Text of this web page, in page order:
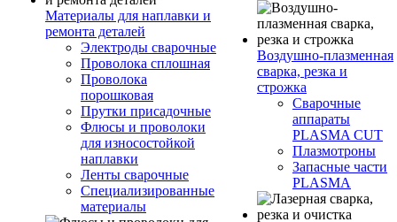
Материалы для наплавки и
ремонта деталей
Электроды сварочные
Проволока сплошная
Проволока
порошковая
Прутки присадочные
Флюсы и проволоки
для износостойкой
наплавки
Ленты сварочные
Специализированные
материалы
Воздушно-плазменная
сварка, резка и
строжка
Сварочные
аппараты
PLASMA CUT
Плазмотроны
Запасные части
PLASMA